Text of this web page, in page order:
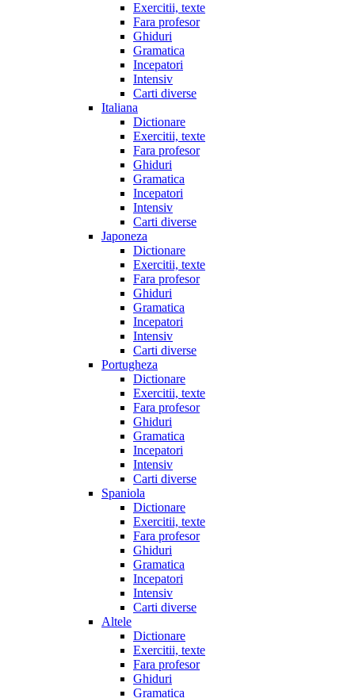
Exercitii, texte
Fara profesor
Ghiduri
Gramatica
Incepatori
Intensiv
Carti diverse
Italiana
Dictionare
Exercitii, texte
Fara profesor
Ghiduri
Gramatica
Incepatori
Intensiv
Carti diverse
Japoneza
Dictionare
Exercitii, texte
Fara profesor
Ghiduri
Gramatica
Incepatori
Intensiv
Carti diverse
Portugheza
Dictionare
Exercitii, texte
Fara profesor
Ghiduri
Gramatica
Incepatori
Intensiv
Carti diverse
Spaniola
Dictionare
Exercitii, texte
Fara profesor
Ghiduri
Gramatica
Incepatori
Intensiv
Carti diverse
Altele
Dictionare
Exercitii, texte
Fara profesor
Ghiduri
Gramatica